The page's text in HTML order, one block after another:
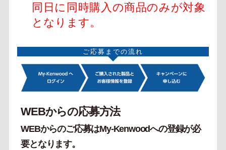
同日に同時購入の商品のみが対象
となります。
ご応募までの流れ
WEBからの応募方法
WEBからのご応募はMy-Kenwoodへの登録が必
要となります。